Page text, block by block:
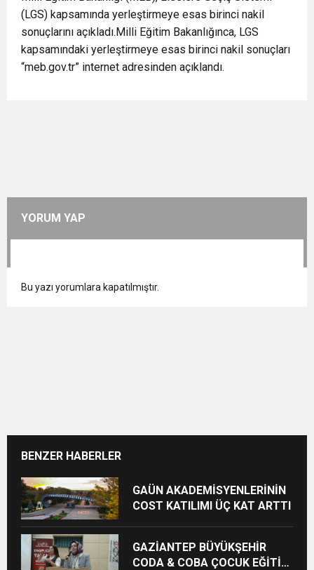
(LGS) kapsamında yerleştirmeye esas birinci nakil
sonuçlarını açıkladı.Milli Eğitim Bakanlığınca, LGS
kapsamındaki yerleştirmeye esas birinci nakil sonuçları
“meb.gov.tr” internet adresinden açıklandı.
YORUM YAP
Bu yazı yorumlara kapatılmıştır.
BENZER HABERLER
GAÜN AKADEMİSYENLERİNİN
COST KATILIMI ÜÇ KAT ARTTI
GAZİANTEP BÜYÜKŞEHİR
CODA & COBA ÇOCUK EĞİTİM